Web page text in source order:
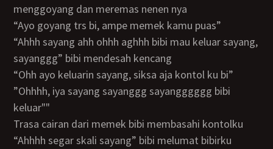
menggoyang dan meremas nenen nya
“ayo goyang trs bi, ampe memek kamu puas”
“ahhh sayang ahh ohhh aghhh bibi mau keluar sayang,
sayanggg” bibi mendesah kencang
“ohh ayo keluarin sayang, siksa aja kontol ku bi”
”ohhhh, iya sayang sayanggg sayangggggg bibi
keluar""
trasa cairan dari memek bibi membasahi kontolku
“ahhhh segar skali sayang” bibi melumat bibirku